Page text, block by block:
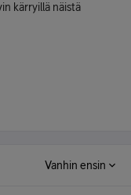
kärryillä näistä
Vanhin ensin